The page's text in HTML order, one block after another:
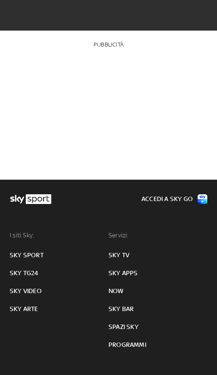
PUBBLICITÀ
I siti Sky:
SKY SPORT
SKY TG24
SKY VIDEO
SKY ARTE
Servizi:
SKY TV
SKY APPS
NOW
SKY BAR
SPAZI SKY
PROGRAMMI
ACCEDI A SKY GO